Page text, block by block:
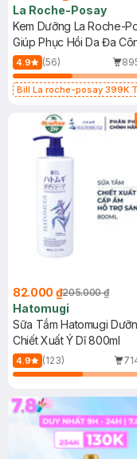
La Roche-Posay
Kem Dưỡng La Roche-
Giúp Phục Hồi Da Đa
Dụng 40ml
4.9 (56)
Bill La roche-posay 399K
(SL có hạn)
82.000 ₫205.000 ₫
Hatomugi
Sữa Tắm Hatomugi
Chiết Xuất Ý Dĩ 800ml
4.9 (123)